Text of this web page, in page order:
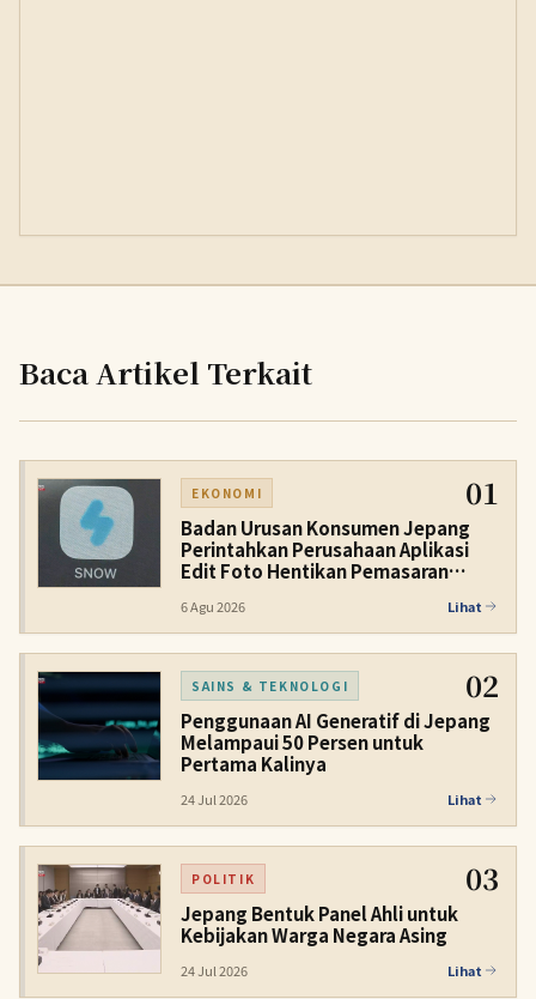
Baca Artikel Terkait
EKONOMI 01
Badan Urusan Konsumen Jepang
Perintahkan Perusahaan Aplikasi
Edit Foto Hentikan Pemasaran
6 Agu 2026 Lihat
SAINS & TEKNOLOGI 02
Penggunaan AI Generatif di Jepang
Melampaui 50 Persen untuk
Pertama Kalinya
24 Jul 2026 Lihat
POLITIK 03
Jepang Bentuk Panel Ahli untuk
Kebijakan Warga Negara Asing
24 Jul 2026 Lihat